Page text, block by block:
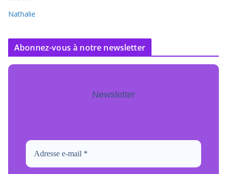
Nathalie
Abonnez-vous à notre newsletter
Newsletter